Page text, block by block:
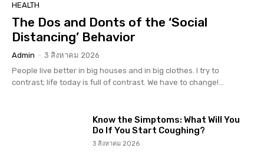
HEALTH
The Dos and Donts of the ‘Social
Distancing’ Behavior
Admin - 3 สิงหาคม 2026
People live better in big houses and in big clothes. I try to
contrast; life today is full of contrast. We have to change!...
Know the Simptoms: What Will You
Do If You Start Coughing?
3 สิงหาคม 2026